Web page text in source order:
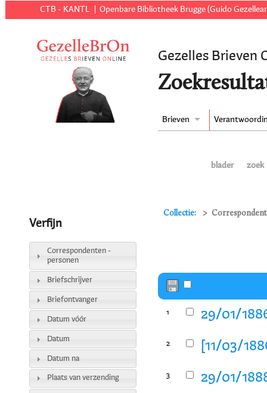
CTB - KANTL Openbare Bibliotheek Brugge (Guido
Gezelles Brieven
Brieven
blader zoek
Collectie:
1 29/01/
2 [11/03/
3 29/01/
Verfijn
Correspondenten -
personen
Briefschrijver
Briefontvanger
Datum vóór
Datum
Datum na
Plaats van verzending